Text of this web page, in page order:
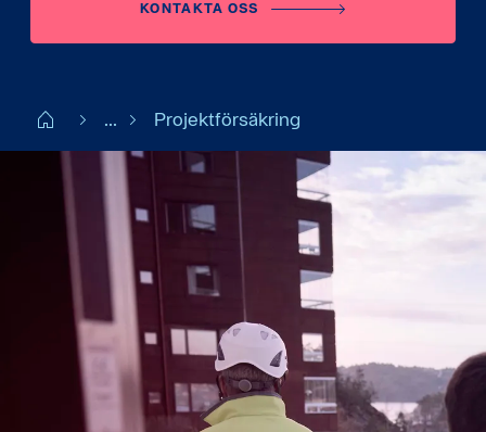
KONTAKTA OSS
Start FI ... Projektförsäkring